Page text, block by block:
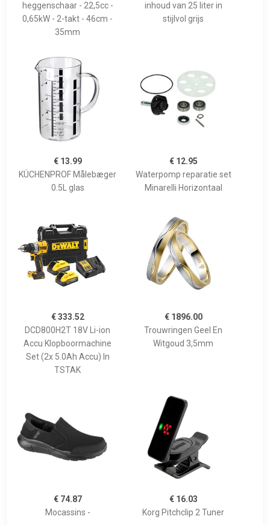
heggenschaar - 22,5cc -
0,65kW - 2-takt - 46cm -
35mm
inhoud van 25 liter in
stijlvol grijs
€ 13.99
KÜCHENPROF Målebæger
0.5L glas
€ 12.95
Waterpomp reparatie set
Minarelli Horizontaal
€ 333.52
DCD800H2T 18V Li-ion
Accu Klopboormachine
Set (2x 5.0Ah Accu) In
TSTAK
€ 1896.00
Trouwringen Geel En
Witgoud 3,5mm
€ 74.87
Mocassins -
€ 16.03
Korg Pitchclip 2 Tuner